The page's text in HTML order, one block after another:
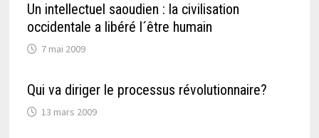
Un intellectuel saoudien : la civilisation
occidentale a libéré l´être humain
7 mai 2009
Qui va diriger le processus révolutionnaire?
13 mars 2009